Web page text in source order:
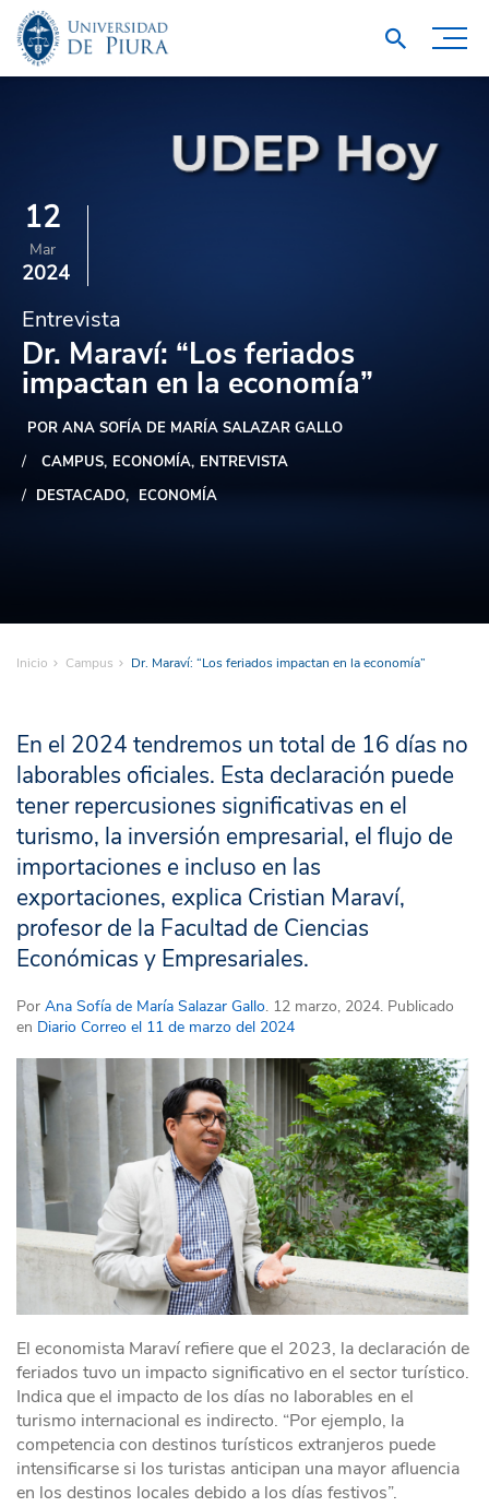
12
Mar
2024
Entrevista
Dr. Maraví: “Los feriados
impactan en la economía”
POR ANA SOFÍA DE MARÍA SALAZAR GALLO
CAMPUS ECONOMÍA ENTREVISTA
DESTACADO
ECONOMÍA
Inicio Campus Dr. Maraví: “Los feriados impactan en la economía”
En el 2024 tendremos un total de 16 días no
laborables oficiales. Esta declaración puede
tener repercusiones significativas en el
turismo, la inversión empresarial, el flujo de
importaciones e incluso en las
exportaciones, explica Cristian Maraví,
profesor de la Facultad de Ciencias
Económicas y Empresariales.
Por Ana Sofía de María Salazar Gallo. 12 marzo, 2024. Publicado
en Diario Correo el 11 de marzo del 2024
El economista Maraví refiere que el 2023, la declaración de
feriados tuvo un impacto significativo en el sector turístico.
Indica que el impacto de los días no laborables en el
turismo internacional es indirecto. “Por ejemplo, la
competencia con destinos turísticos extranjeros puede
intensificarse si los turistas anticipan una mayor afluencia
en los destinos locales debido a los días festivos”.